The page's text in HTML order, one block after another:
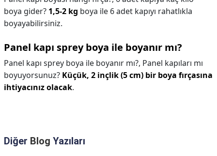
boya gider? 1,5-2 kg boya ile 6 adet kapıyı rahatlıkla
boyayabilirsiniz.
Panel kapı sprey boya ile boyanır mı?
Panel kapı sprey boya ile boyanır mı?, Panel kapıları mı
boyuyorsunuz? Küçük, 2 inçlik (5 cm) bir boya fırçasına
ihtiyacınız olacak.
Diğer Blog Yazıları